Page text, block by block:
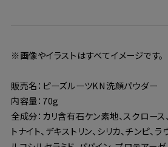
※画像やイラストはすべてイメージです。
販売名：ピーズルーツKN洗顔パウダー
内容量：70g
全成分：カリ含有石ケン素地、スクロース
トナイト、デキストリン、シリカ、チンピ、